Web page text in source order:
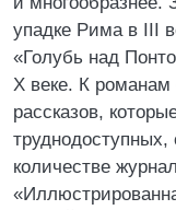
упадке Рима в III
«Голубь над
X веке. К романам
рассказов,
количестве